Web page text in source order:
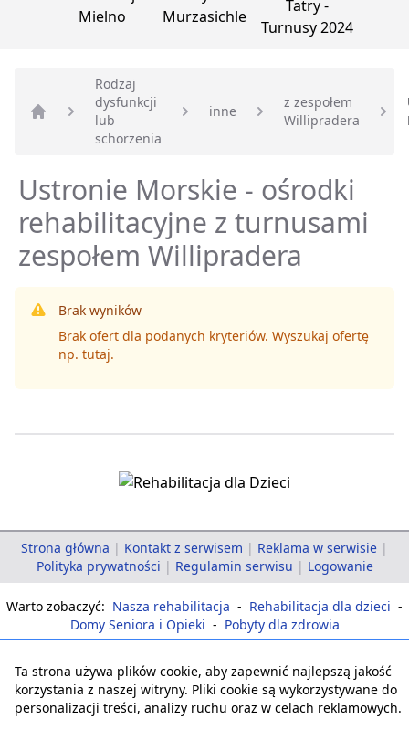
Strona główna
Rodzaj
dysfunkcji
lub
schorzenia
inne
z zespołem
Willipradera
Ustronie Morskie - ośrodki
rehabilitacyjne z turnusami
zespołem Willipradera
Brak wyników
Brak ofert dla podanych kryteriów. Wyszukaj ofertę
np. tutaj.
Strona główna | Kontakt z serwisem | Reklama w serwisie |
Polityka prywatności | Regulamin serwisu | Logowanie
Warto zobaczyć: Nasza rehabilitacja - Rehabilitacja dla dzieci -
Domy Seniora i Opieki - Pobyty dla zdrowia
Ta strona używa plików cookie, aby zapewnić najlepszą jakość
korzystania z naszej witryny. Pliki cookie są wykorzystywane do
personalizacji treści, analizy ruchu oraz w celach reklamowych.